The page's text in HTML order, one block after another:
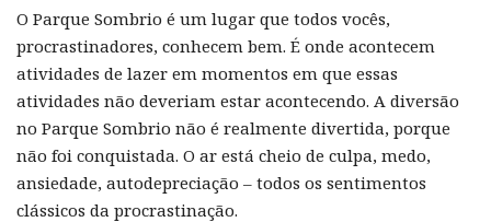
O Parque Sombrio é um lugar que todos vocês,
procrastinadores, conhecem bem. É onde acontecem
atividades de lazer em momentos em que essas
atividades não deveriam estar acontecendo. A diversão
no Parque Sombrio não é realmente divertida, porque
não foi conquistada. O ar está cheio de culpa, medo,
ansiedade, autodepreciação – todos os sentimentos
clássicos da procrastinação.